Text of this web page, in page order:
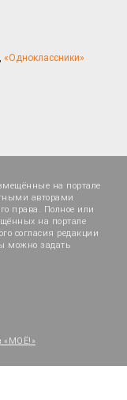
, «Одноклассники»
на портале
авторами
права. Полное или
на портале
согласия редакции
можно задать
«МОЁ!»